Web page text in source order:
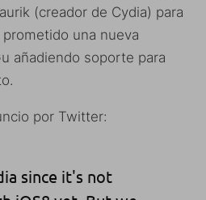
(creador de Cydia) para
una nueva
añadiendo soporte para
por Twitter:
since it's not